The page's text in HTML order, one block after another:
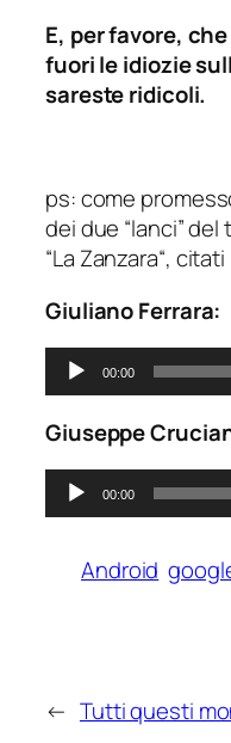
E, per favore,
fuori le idiozie
sareste ridicoli.
ps: come
dei due “lanci”
“La Zanzara“,
Giuliano Ferrara:
Audio
Player
00:00
Giuseppe
Audio
Player
00:00
Android
← Tutti questi